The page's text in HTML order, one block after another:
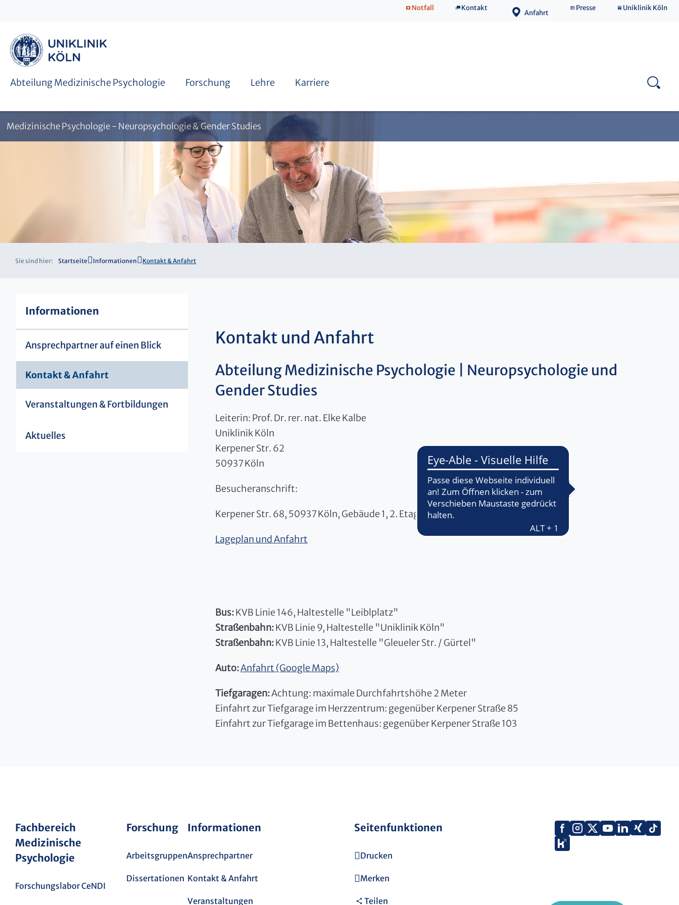
Notfall Kontakt
Anfahrt
Presse Uniklinik Köln
Abteilung Medizinische Psychologie
Leitung & Team
Forschung Lehre Karriere
Medizinische Psychologie - Neuropsychologie & Gender Studies
Sie sind hier: Startseite Informationen Kontakt & Anfahrt
Informationen
Ansprechpartner auf einen Blick
Kontakt & Anfahrt
Veranstaltungen & Fortbildungen
Aktuelles
Kontakt und Anfahrt
Abteilung Medizinische Psychologie | Neuropsychologie und
Gender Studies
Leiterin: Prof. Dr. rer. nat. Elke Kalbe
Uniklinik Köln
Kerpener Str. 62
50937 Köln
Besucheranschrift:
Kerpener Str. 68, 50937 Köln, Gebäude 1, 2. Etage, Zimmer 017 - 020
Lageplan und Anfahrt
Bus:KVB Linie 146, Haltestelle "Leiblplatz"
Straßenbahn:KVB Linie 9, Haltestelle "Uniklinik Köln"
Straßenbahn:KVB Linie 13, Haltestelle "Gleueler Str. / Gürtel"
Auto:Anfahrt (Google Maps)
Tiefgaragen:Achtung: maximale Durchfahrtshöhe 2 Meter
Einfahrt zur Tiefgarage im Herzzentrum: gegenüber Kerpener Straße 85
Einfahrt zur Tiefgarage im Bettenhaus: gegenüber Kerpener Straße 103
Fachbereich
Medizinische
Psychologie
Forschungslabor CeNDI
Forschung
Arbeitsgruppen
Dissertationen
Informationen
Ansprechpartner
Kontakt & Anfahrt
Veranstaltungen
Seitenfunktionen
Drucken
Merken
Teilen
Facebook
Instagram
X
YouTube
LinkedIn
Xing